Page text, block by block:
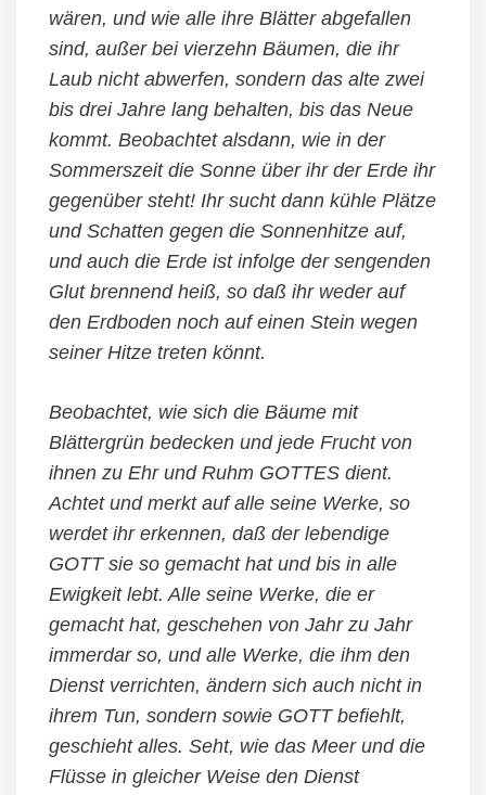
wären, und wie alle ihre Blätter abgefallen
sind, außer bei vierzehn Bäumen, die ihr
Laub nicht abwerfen, sondern das alte zwei
bis drei Jahre lang behalten, bis das Neue
kommt. Beobachtet alsdann, wie in der
Sommerszeit die Sonne über ihr der Erde ihr
gegenüber steht! Ihr sucht dann kühle Plätze
und Schatten gegen die Sonnenhitze auf,
und auch die Erde ist infolge der sengenden
Glut brennend heiß, so daß ihr weder auf
den Erdboden noch auf einen Stein wegen
seiner Hitze treten könnt.
Beobachtet, wie sich die Bäume mit
Blättergrün bedecken und jede Frucht von
ihnen zu Ehr und Ruhm GOTTES dient.
Achtet und merkt auf alle seine Werke, so
werdet ihr erkennen, daß der lebendige
GOTT sie so gemacht hat und bis in alle
Ewigkeit lebt. Alle seine Werke, die er
gemacht hat, geschehen von Jahr zu Jahr
immerdar so, und alle Werke, die ihm den
Dienst verrichten, ändern sich auch nicht in
ihrem Tun, sondern sowie GOTT befiehlt,
geschieht alles. Seht, wie das Meer und die
Flüsse in gleicher Weise den Dienst